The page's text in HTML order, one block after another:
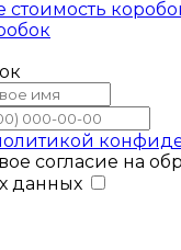
согласие на
данных